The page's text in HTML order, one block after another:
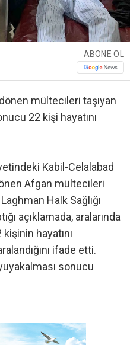
ABONE OL
mültecileri taşıyan
22 kişi hayatını
Kabil-Celalabad
Afgan mültecileri
Halk Sağlığı
açıklamada, aralarında
hayatını
ifade etti.
sonucu